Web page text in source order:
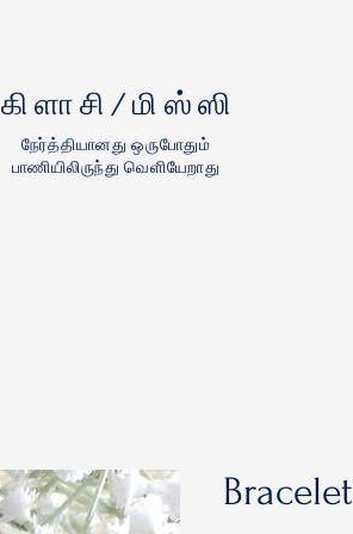
கிளாசி/மிஸ்ஸி
நேர்த்தியானது ஒருபோதும்
பாணியிலிருந்து வெளியேறாது
Bracelet